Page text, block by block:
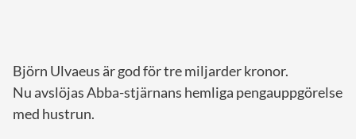
Monacos furstehus
Björn Ulvaeus är god för tre miljarder kronor.
Nu avslöjas Abba-stjärnans hemliga pengauppgörelse
med hustrun.